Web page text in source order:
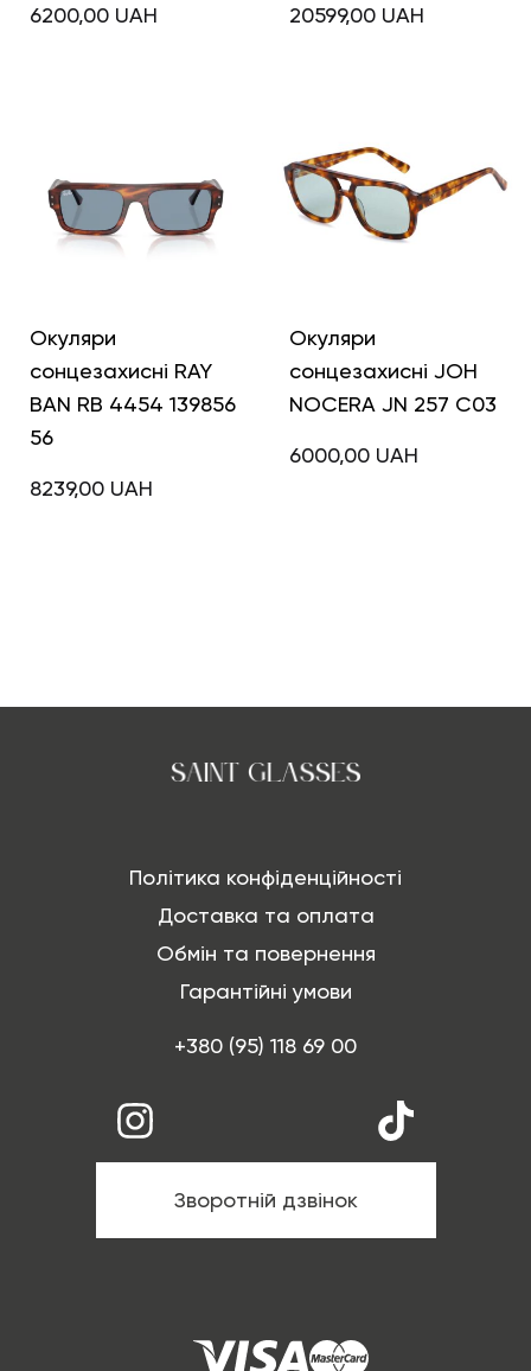
6200,00 UAH 20599,00 UAH
Окуляри
сонцезахисні RAY
BAN RB 4454 139856
56
8239,00 UAH
Окуляри
сонцезахисні JOH
NOCERA JN 257 C03
6000,00 UAH
Політика конфіденційності
Доставка та оплата
Обмін та повернення
Гарантійні умови
+380 (95) 118 69 00
Зворотній дзвінок